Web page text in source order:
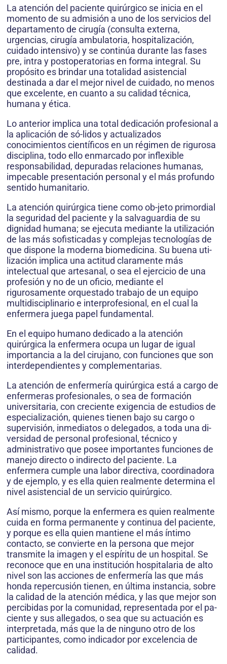
La atención del paciente quirúrgico se inicia en el
momento de su admisión a uno de los servicios del
departamento de cirugía (consulta externa,
urgencias, cirugía ambulatoria, hospitalización,
cuidado intensivo) y se continúa durante las fases
pre, intra y postoperatorias en forma integral. Su
propósito es brindar una totalidad asistencial
destinada a dar el mejor nivel de cuidado, no menos
que excelente, en cuanto a su calidad técnica,
humana y ética.
Lo anterior implica una total dedicación profesional a
la aplicación de só-lidos y actualizados
conocimientos científicos en un régimen de rigurosa
disciplina, todo ello enmarcado por inflexible
responsabilidad, depuradas relaciones humanas,
impecable presentación personal y el más profundo
sentido humanitario.
La atención quirúrgica tiene como ob-jeto primordial
la seguridad del paciente y la salvaguardia de su
dignidad humana; se ejecuta mediante la utilización
de las más sofisticadas y complejas tecnologías de
que dispone la moderna biomedicina. Su buena uti-
lización implica una actitud claramente más
intelectual que artesanal, o sea el ejercicio de una
profesión y no de un oficio, mediante el
rigurosamente orquestado trabajo de un equipo
multidisciplinario e interprofesional, en el cual la
enfermera juega papel fundamental.
En el equipo humano dedicado a la atención
quirúrgica la enfermera ocupa un lugar de igual
importancia a la del cirujano, con funciones que son
interdependientes y complementarias.
La atención de enfermería quirúrgica está a cargo de
enfermeras profesionales, o sea de formación
universitaria, con creciente exigencia de estudios de
especialización, quienes tienen bajo su cargo o
supervisión, inmediatos o delegados, a toda una di-
versidad de personal profesional, técnico y
administrativo que posee importantes funciones de
manejo directo o indirecto del paciente. La
enfermera cumple una labor directiva, coordinadora
y de ejemplo, y es ella quien realmente determina el
nivel asistencial de un servicio quirúrgico.
Así mismo, porque la enfermera es quien realmente
cuida en forma permanente y continua del paciente,
y porque es ella quien mantiene el más íntimo
contacto, se convierte en la persona que mejor
transmite la imagen y el espíritu de un hospital. Se
reconoce que en una institución hospitalaria de alto
nivel son las acciones de enfermería las que más
honda repercusión tienen, en última instancia, sobre
la calidad de la atención médica, y las que mejor son
percibidas por la comunidad, representada por el pa-
ciente y sus allegados, o sea que su actuación es
interpretada, más que la de ninguno otro de los
participantes, como indicador por excelencia de
calidad.